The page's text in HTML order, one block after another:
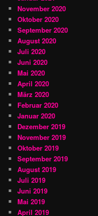
November 2020
Oktober 2020
September 2020
August 2020
Juli 2020
Juni 2020
Mai 2020
April 2020
März 2020
Februar 2020
Januar 2020
Dezember 2019
November 2019
Oktober 2019
September 2019
August 2019
Juli 2019
Juni 2019
Mai 2019
April 2019